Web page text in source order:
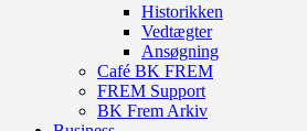
Historikken
Vedtægter
Ansøgning
Café BK FREM
FREM Support
BK Frem Arkiv